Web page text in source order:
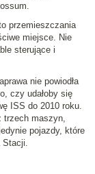
przemieszczania
miejsce. Nie
sterujące i
nie powiodła
czy udałoby się
ISS do 2010 roku.
trzech maszyn,
pojazdy, które
Stacji.